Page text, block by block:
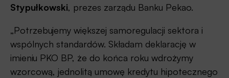
Stypułkowski, prezes zarządu Banku Pekao.
„Potrzebujemy większej samoregulacji sektora i
wspólnych standardów. Składam deklarację w
imieniu PKO BP, że do końca roku wdrożymy
wzorcową, jednolitą umowę kredytu hipotecznego